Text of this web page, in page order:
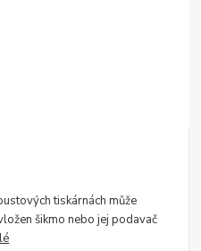
tiskárnách může
šikmo nebo jej podavač